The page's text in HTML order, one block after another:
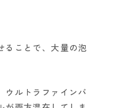
ることで、大量の泡
ウルトラファインバ